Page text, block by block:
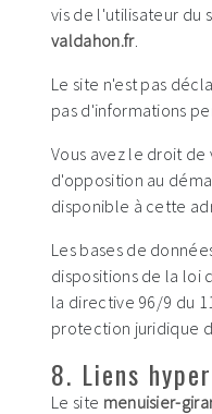
vis de l'utilisateur du
valdahon.fr.
Le site n'est pas
pas d'informations
Vous avez le droit de
d'opposition au
disponible à cette
Les bases de
dispositions de la loi
la directive 96/9 du
protection juridique
8. Liens
Le site menuisier-